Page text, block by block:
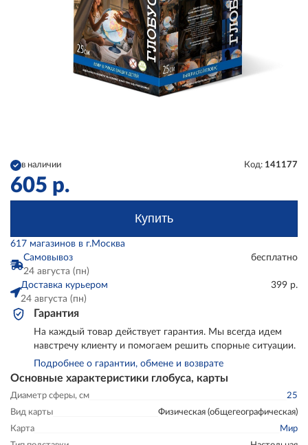
Основные характеристики глобуса, карты
Диаметр сферы, см
25
Вид карты
Физическая (общегеографическая)
Карта
Мир
в наличии Код: 141177
605 р.
Купить
617 магазинов в г.Москва
Самовывоз
24 августа (пн)
бесплатно
Доставка курьером
24 августа (пн)
399 р.
Гарантия
На каждый товар действует гарантия. Мы всегда идем
навстречу клиенту и помогаем решить спорные ситуации.
Подробнее о гарантии, обмене и возврате